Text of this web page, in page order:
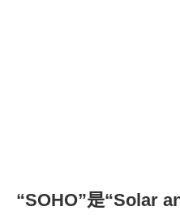
“SOHO”是“Solar